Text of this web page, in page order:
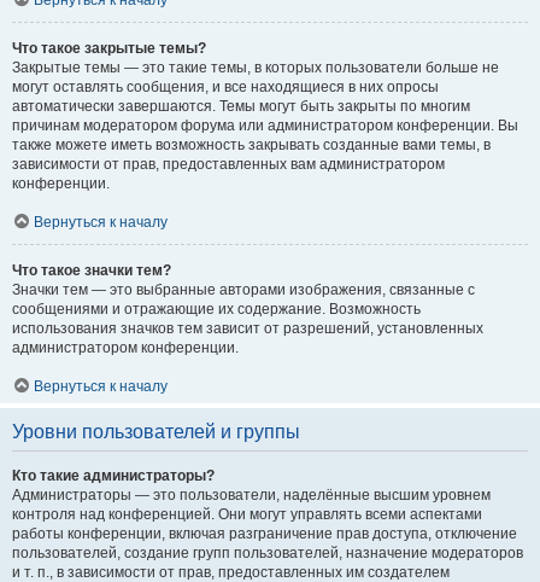
Что такое закрытые темы?
Закрытые темы — это такие темы, в которых пользователи больше не
могут оставлять сообщения, и все находящиеся в них опросы
автоматически завершаются. Темы могут быть закрыты по многим
причинам модератором форума или администратором конференции. Вы
также можете иметь возможность закрывать созданные вами темы, в
зависимости от прав, предоставленных вам администратором
конференции.
Вернуться к началу
Что такое значки тем?
Значки тем — это выбранные авторами изображения, связанные с
сообщениями и отражающие их содержание. Возможность
использования значков тем зависит от разрешений, установленных
администратором конференции.
Вернуться к началу
Уровни пользователей и группы
Кто такие администраторы?
Администраторы — это пользователи, наделённые высшим уровнем
контроля над конференцией. Они могут управлять всеми аспектами
работы конференции, включая разграничение прав доступа, отключение
пользователей, создание групп пользователей, назначение модераторов
и т. п., в зависимости от прав, предоставленных им создателем